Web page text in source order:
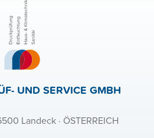
UND SERVICE GMBH
Landeck · ÖSTERREICH